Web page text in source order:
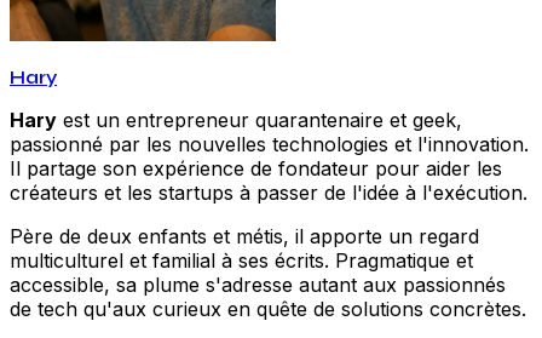
Hary
Hary est un entrepreneur quarantenaire et geek,
passionné par les nouvelles technologies et l'innovation.
Il partage son expérience de fondateur pour aider les
créateurs et les startups à passer de l'idée à l'exécution.
Père de deux enfants et métis, il apporte un regard
multiculturel et familial à ses écrits. Pragmatique et
accessible, sa plume s'adresse autant aux passionnés
de tech qu'aux curieux en quête de solutions concrètes.